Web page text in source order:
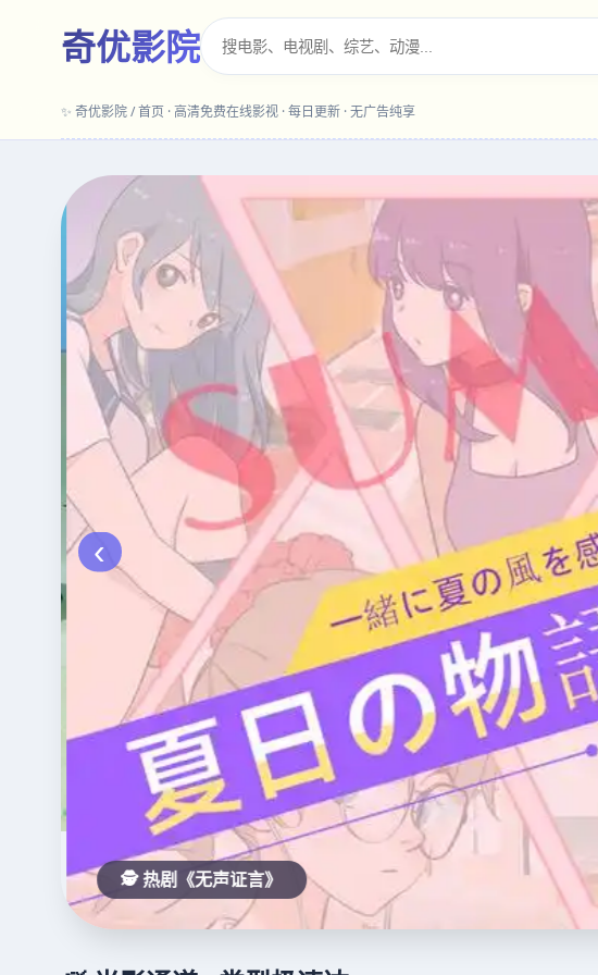
奇优影院
✨ 奇优影院 / 首页 · 高清免费在线影视 · 每日更新 · 无广告纯享
🕵️ 热剧《无声证言》
‹